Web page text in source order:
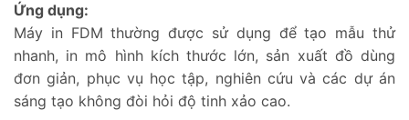
Ứng dụng:
Máy in FDM thường được sử dụng để tạo mẫu thử
nhanh, in mô hình kích thước lớn, sản xuất đồ dùng
đơn giản, phục vụ học tập, nghiên cứu và các dự án
sáng tạo không đòi hỏi độ tinh xảo cao.